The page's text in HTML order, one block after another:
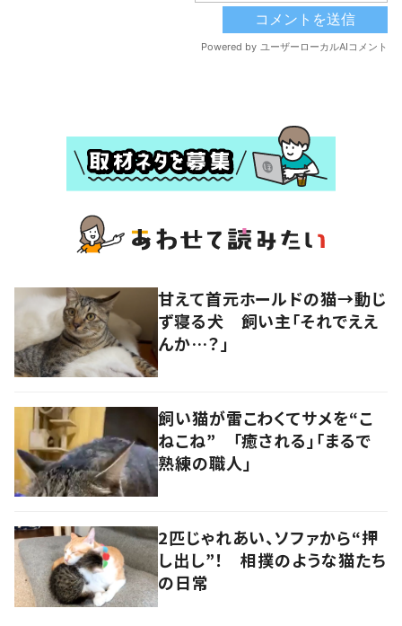
甘えて首元ホールドの猫→動じ
ず寝る犬 飼い主「それでええ
んか…？」
飼い猫が雷こわくてサメを“こ
ねこね” 「癒される」「まるで
熟練の職人」
2匹じゃれあい、ソファから“押
し出し”！ 相撲のような猫たち
の日常